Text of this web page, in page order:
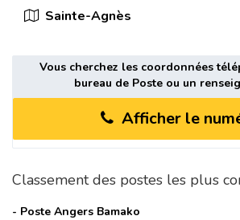
Sainte-Agnès
Vous cherchez les coordonnées
bureau de Poste ou un
Afficher le
Classement des postes les plus
- Poste Angers Bamako